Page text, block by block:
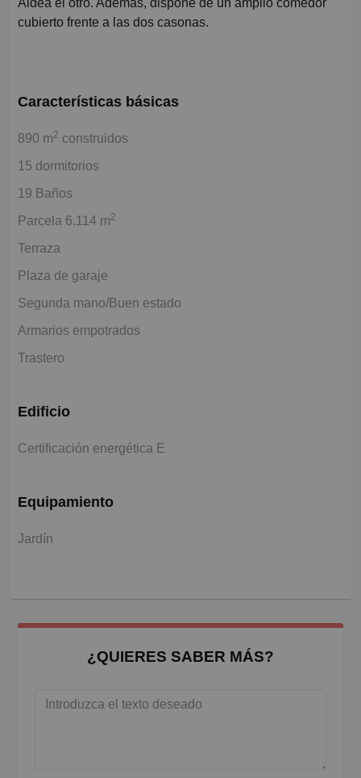
Aldea el otro. Además, dispone de un amplio comedor
cubierto frente a las dos casonas.
Características básicas
890 m2 construidos
15 dormitorios
19 Baños
Parcela 6.114 m2
Terraza
Plaza de garaje
Segunda mano/Buen estado
Armarios empotrados
Trastero
Edificio
Certificación energética E
Equipamiento
Jardín
¿QUIERES SABER MÁS?